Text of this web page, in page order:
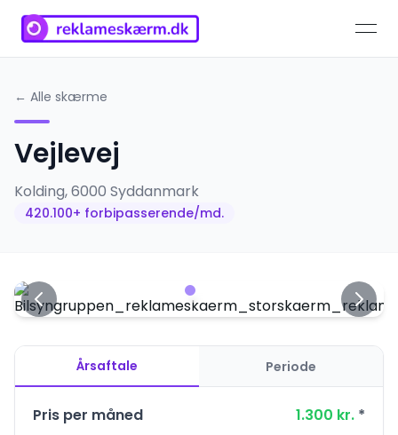
← Alle skærme
Vejlevej
Kolding,6000 Syddanmark
420.100+ forbipasserende/md.
Årsaftale Periode
Pris per måned 1.300 kr. *